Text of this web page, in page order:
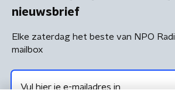
nieuwsbrief
Elke zaterdag het beste van NPO
mailbox